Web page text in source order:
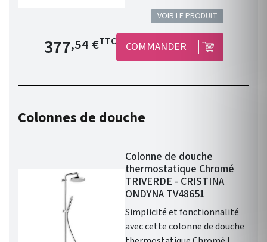
VOIR LE PRODUIT
Prix de base
377,54 €TTC COMMANDER
Colonnes de douche
Colonne de douche
thermostatique Chromé
TRIVERDE - CRISTINA
ONDYNA TV48651
Simplicité et fonctionnalité
avec cette colonne de douche